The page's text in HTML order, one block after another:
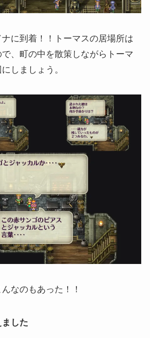
に到着！！トーマスの居場所は
、町の中を散策しながらトーマ
しましょう。
なのもあった！！
した